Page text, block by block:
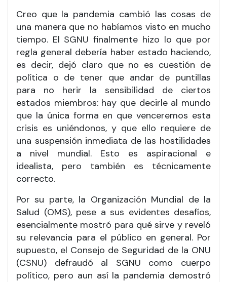
Creo que la pandemia cambió las cosas de
una manera que no habíamos visto en mucho
tiempo. El SGNU finalmente hizo lo que por
regla general debería haber estado haciendo,
es decir, dejó claro que no es cuestión de
política o de tener que andar de puntillas
para no herir la sensibilidad de ciertos
estados miembros: hay que decirle al mundo
que la única forma en que venceremos esta
crisis es uniéndonos, y que ello requiere de
una suspensión inmediata de las hostilidades
a nivel mundial. Esto es aspiracional e
idealista, pero también es técnicamente
correcto.
Por su parte, la Organización Mundial de la
Salud (OMS), pese a sus evidentes desafíos,
esencialmente mostró para qué sirve y reveló
su relevancia para el público en general. Por
supuesto, el Consejo de Seguridad de la ONU
(CSNU) defraudó al SGNU como cuerpo
político, pero aun así la pandemia demostró